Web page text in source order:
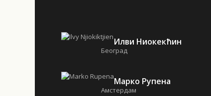
Илви Ниокекћин
Београд
Марко Рупена
Амстердам